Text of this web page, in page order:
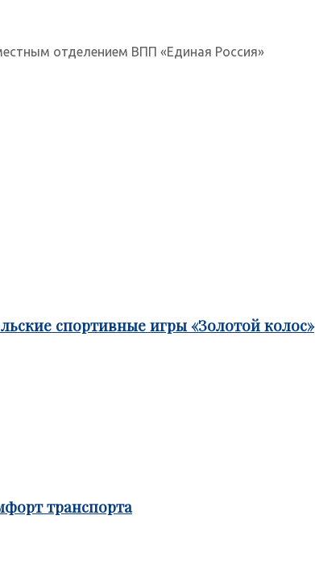
отделением ВПП «Единая Россия»
спортивные игры «Золотой колос»
транспорта